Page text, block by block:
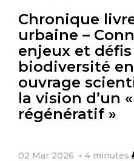
Chronique
urbaine –
enjeux et défis
biodiversité
ouvrage
la vision d’un
régénératif »
02 Mar 2026 4 minutes